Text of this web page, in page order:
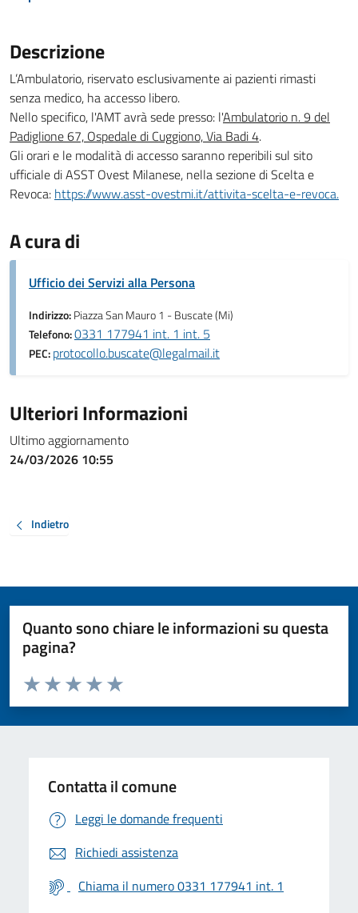
Descrizione
L’Ambulatorio, riservato esclusivamente ai pazienti rimasti
senza medico, ha accesso libero.
Nello specifico, l'AMT avrà sede presso: l'Ambulatorio n. 9 del
Padiglione 67, Ospedale di Cuggiono, Via Badi 4.
Gli orari e le modalità di accesso saranno reperibili sul sito
ufficiale di ASST Ovest Milanese, nella sezione di Scelta e
Revoca: https://www.asst-ovestmi.it/attivita-scelta-e-revoca.
A cura di
Ufficio dei Servizi alla Persona
Indirizzo:Piazza San Mauro 1 - Buscate (Mi)
Telefono:0331 177941 int. 1 int. 5
PEC:protocollo.buscate@legalmail.it
Ulteriori Informazioni
Ultimo aggiornamento
24/03/2026 10:55
Indietro
Quanto sono chiare le informazioni su questa
pagina?
Valuta da 1 a 5 stelle la pagina
Valuta 5 stelle su 5
Valuta 4 stelle su 5
Valuta 3 stelle su 5
Valuta 2 stelle su 5
Valuta 1 stelle su 5
Contatta il comune
Leggi le domande frequenti
Richiedi assistenza
Chiama il numero 0331 177941 int. 1